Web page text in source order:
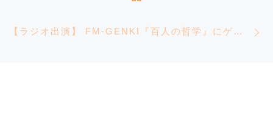
【ラジオ出演】 FM-GENKI『百人の哲学』にゲスト出演します。